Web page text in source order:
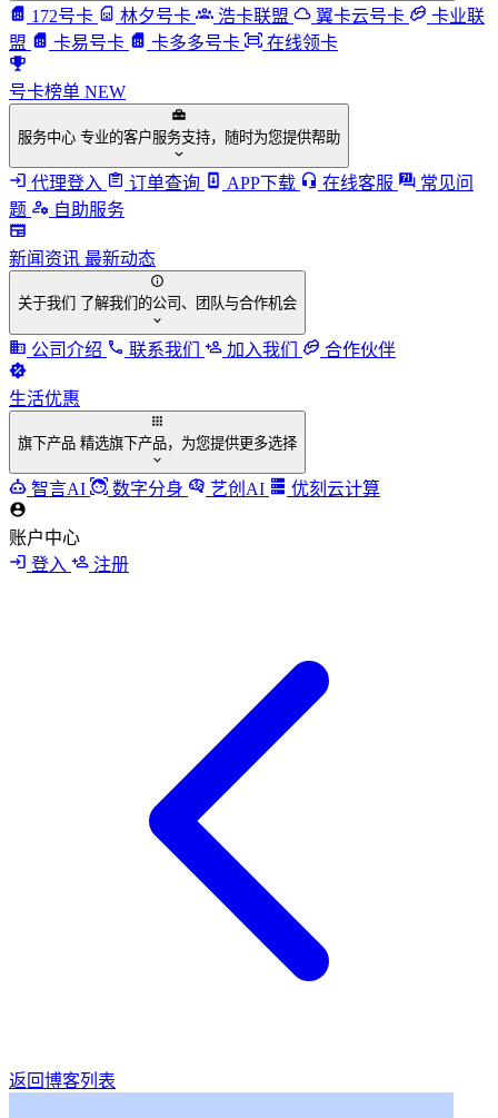
172号卡 林夕号卡 浩卡联盟 翼卡云号卡
卡业联
盟
卡易号卡 卡多多号卡 在线领卡
号卡榜单 NEW
服务中心 专业的客户服务支持，随时为您提供帮助
代理登入 订单查询 APP下载 在线客服
常见问
题
自助服务
新闻资讯 最新动态
关于我们 了解我们的公司、团队与合作机会
公司介绍 联系我们 加入我们 合作伙伴
生活优惠
旗下产品 精选旗下产品，为您提供更多选择
智言AI 数字分身 艺创AI 优刻云计算
账户中心
登入
注册
返回博客列表